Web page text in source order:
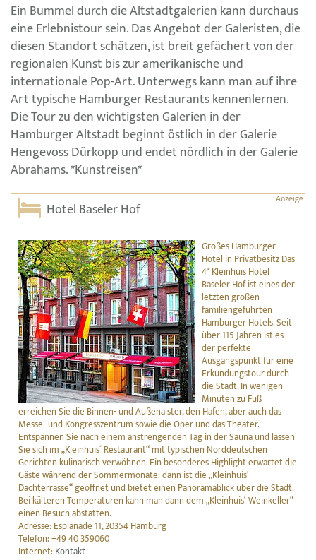
Ein Bummel durch die Altstadtgalerien kann durchaus
eine Erlebnistour sein. Das Angebot der Galeristen, die
diesen Standort schätzen, ist breit gefächert von der
regionalen Kunst bis zur amerikanische und
internationale Pop-Art. Unterwegs kann man auf ihre
Art typische Hamburger Restaurants kennenlernen.
Die Tour zu den wichtigsten Galerien in der
Hamburger Altstadt beginnt östlich in der Galerie
Hengevoss Dürkopp und endet nördlich in der Galerie
Abrahams. *Kunstreisen*
Hotel Baseler Hof
Großes Hamburger
Hotel in Privatbesitz Das
4* Kleinhuis Hotel
Baseler Hof ist eines der
letzten großen
familiengeführten
Hamburger Hotels. Seit
über 115 Jahren ist es
der perfekte
Ausgangspunkt für eine
Erkundungstour durch
die Stadt. In wenigen
Minuten zu Fuß
erreichen Sie die Binnen- und Außenalster, den Hafen, aber auch das
Messe- und Kongresszentrum sowie die Oper und das Theater.
Entspannen Sie nach einem anstrengenden Tag in der Sauna und lassen
Sie sich im „Kleinhuis´ Restaurant“ mit typischen Norddeutschen
Gerichten kulinarisch verwöhnen. Ein besonderes Highlight erwartet die
Gäste während der Sommermonate: dann ist die „Kleinhuis‘
Dachterrasse“ geöffnet und bietet einen Panoramablick über die Stadt.
Bei kälteren Temperaturen kann man dann dem „Kleinhuis‘ Weinkeller“
einen Besuch abstatten.
Adresse: Esplanade 11, 20354 Hamburg
Telefon: +49 40 359060
Internet: Kontakt